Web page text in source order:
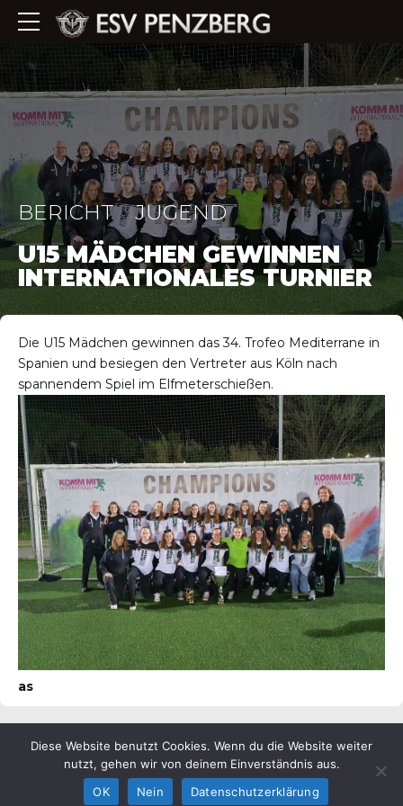
BERICHT JUGEND
U15 MÄDCHEN GEWINNEN
INTERNATIONALES TURNIER
Die U15 Mädchen gewinnen das 34. Trofeo Mediterrane in
Spanien und besiegen den Vertreter aus Köln nach
spannendem Spiel im Elfmeterschießen.
as
© ESV Penzberg e.V.
Impressum Verein Datenschutzerklärung
Diese Website benutzt Cookies. Wenn du die Website weiter
nutzt, gehen wir von deinem Einverständnis aus.
OK
Nein Datenschutzerklärung